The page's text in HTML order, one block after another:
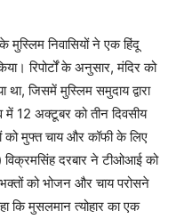
मुस्लिम निवासियों ने एक हिंदू
रिपोर्टों के अनुसार, मंदिर को
था, जिसमें मुस्लिम समुदाय द्वारा
में 12 अक्टूबर को तीन दिवसीय
मुफ्त चाय और कॉफी के लिए
विक्रमसिंह दरबार ने टीओआई को
को भोजन और चाय परोसने
कि मुसलमान त्योहार का एक